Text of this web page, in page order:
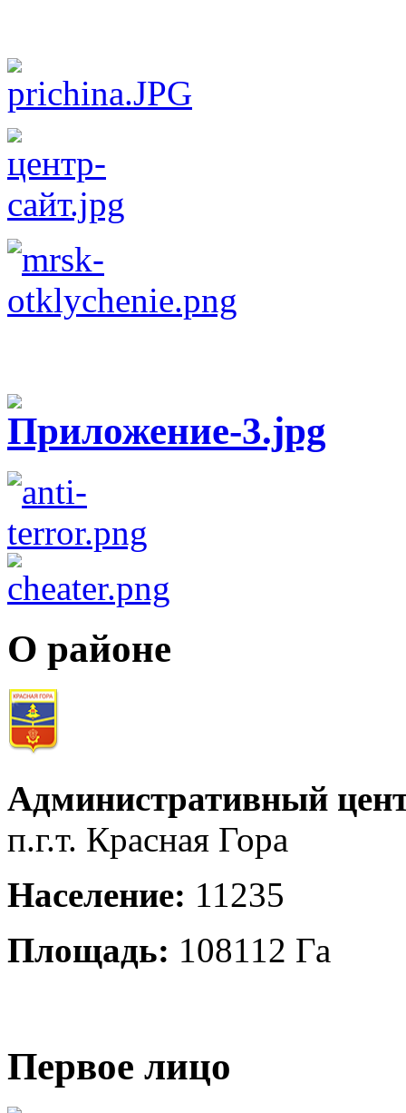
О районе
Административный
п.г.т. Красная Гора
Население: 11235
Площадь: 108112 Га
Первое лицо